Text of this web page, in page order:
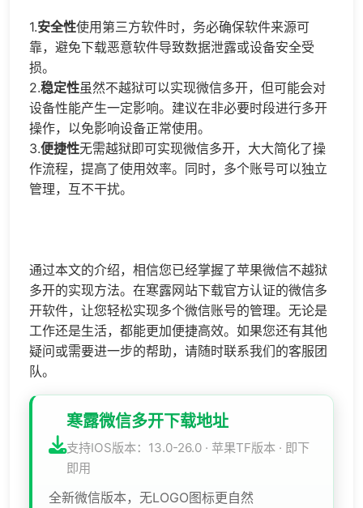
1.安全性使用第三方软件时，务必确保软件来源可
靠，避免下载恶意软件导致数据泄露或设备安全受
损。
2.稳定性虽然不越狱可以实现微信多开，但可能会对
设备性能产生一定影响。建议在非必要时段进行多开
操作，以免影响设备正常使用。
3.便捷性无需越狱即可实现微信多开，大大简化了操
作流程，提高了使用效率。同时，多个账号可以独立
管理，互不干扰。
通过本文的介绍，相信您已经掌握了苹果微信不越狱
多开的实现方法。在寒露网站下载官方认证的微信多
开软件，让您轻松实现多个微信账号的管理。无论是
工作还是生活，都能更加便捷高效。如果您还有其他
疑问或需要进一步的帮助，请随时联系我们的客服团
队。
寒露微信多开下载地址
支持IOS版本：13.0-26.0 · 苹果TF版本 · 即下
即用
全新微信版本，无LOGO图标更自然